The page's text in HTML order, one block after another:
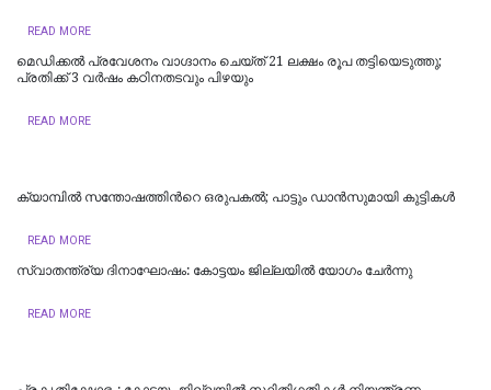
READ MORE
മെഡിക്കൽ പ്രവേശനം വാഗ്ദാനം ചെയ്ത് 21 ലക്ഷം രൂപ തട്ടിയെടുത്തു;
പ്രതിക്ക് 3 വർഷം കഠിനതടവും പിഴയും
READ MORE
ക്യാമ്പിൽ സന്തോഷത്തിന്‍റെ ഒരുപകൽ; പാട്ടും ഡാൻസുമായി കുട്ടികൾ
READ MORE
സ്വാതന്ത്ര്യ ദിനാഘോഷം: കോട്ടയം ജില്ലയില്‍ യോഗം ചേർന്നു
READ MORE